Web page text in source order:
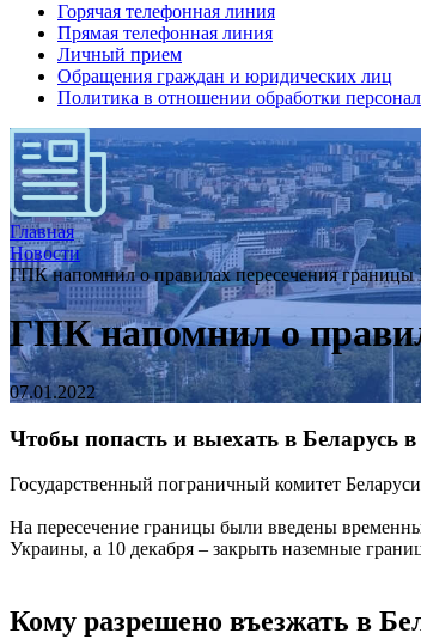
Горячая телефонная линия
Прямая телефонная линия
Личный прием
Обращения граждан и юридических лиц
Политика в отношении обработки
Главная
Новости
ГПК напомнил о правилах пересечения границы
ГПК напомнил о
07.01.2022
Чтобы попасть и выехать в Беларусь
Государственный пограничный комитет
На пересечение границы были введены
Украины, а 10 декабря – закрыть наземные
Кому разрешено въезжать в